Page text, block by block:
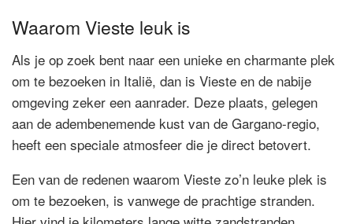
Waarom Vieste leuk is
Als je op zoek bent naar een unieke en charmante plek
om te bezoeken in Italië, dan is Vieste en de nabije
omgeving zeker een aanrader. Deze plaats, gelegen
aan de adembenemende kust van de Gargano-regio,
heeft een speciale atmosfeer die je direct betovert.
Een van de redenen waarom Vieste zo’n leuke plek is
om te bezoeken, is vanwege de prachtige stranden.